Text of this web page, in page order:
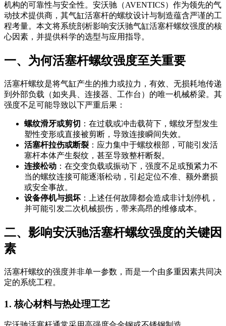
机构的可靠性与安全性。安沃驰（AVENTICS）作为领先的气
动技术提供商，其气缸活塞杆的螺纹设计与制造蕴含严谨的工
程考量。本文将系统剖析影响安沃驰气缸活塞杆螺纹强度的核
心因素，并提供科学的选型与应用指导。
一、为何活塞杆螺纹强度至关重要
活塞杆螺纹是将气缸产生的推力或拉力，有效、无损耗地传递
到外部负载（如夹具、连接器、工作台）的唯一机械桥梁。其
强度不足可能导致以下严重后果：
螺纹滑牙或剪切 ：在过载或冲击载荷下，螺纹牙型发生
塑性变形或直接被剪断，导致连接瞬间失效。
活塞杆拉伤或断裂 ：应力集中于螺纹根部，可能引发活
塞杆本体产生裂纹，甚至导致整杆断裂。
连接松动 ：在交变负载或振动下，强度不足或预紧力不
当的螺纹连接可能逐渐松动，引起定位不准、额外磨损
或安全事故。
设备停机与损坏 ：上述任何故障都会造成非计划停机，
并可能引发二次机械损伤，带来高昂的维修成本。
二、影响安沃驰活塞杆螺纹强度的关键因
素
活塞杆螺纹的强度并非单一参数，而是一个由多重因素共同决
定的系统工程。
1. 核心材料与热处理工艺